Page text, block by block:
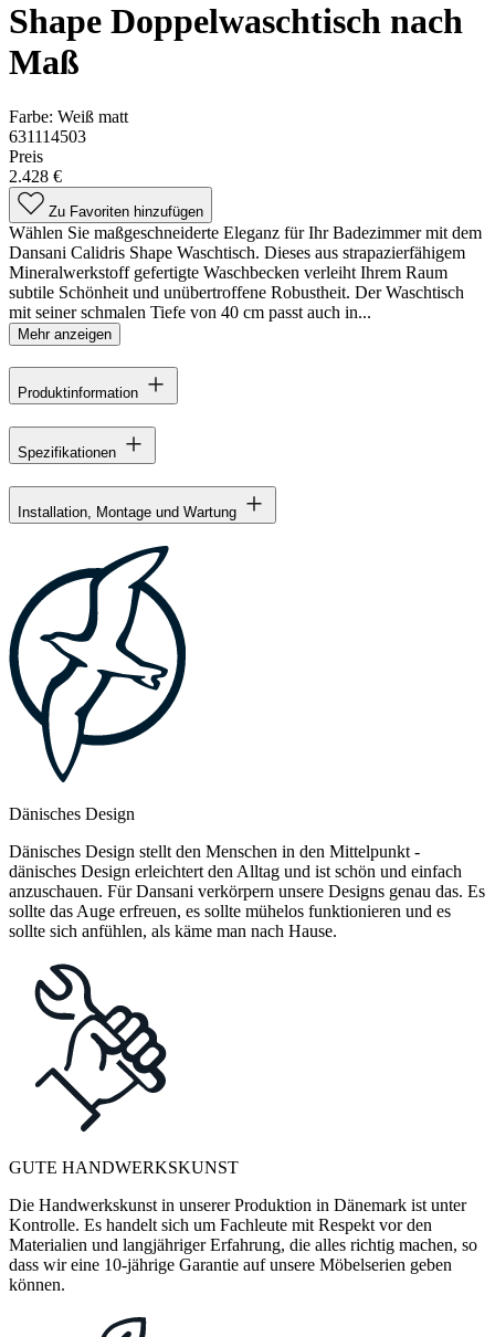
Shape Doppelwaschtisch nach
Maß
Farbe: Weiß matt
631114503
Preis
2.428 €
Zu Favoriten hinzufügen
Wählen Sie maßgeschneiderte Eleganz für Ihr Badezimmer mit dem
Dansani Calidris Shape Waschtisch. Dieses aus strapazierfähigem
Mineralwerkstoff gefertigte Waschbecken verleiht Ihrem Raum
subtile Schönheit und unübertroffene Robustheit. Der Waschtisch
mit seiner schmalen Tiefe von 40 cm passt auch in...
Mehr anzeigen
Produktinformation
Spezifikationen
Installation, Montage und Wartung
Dänisches Design
Dänisches Design stellt den Menschen in den Mittelpunkt -
dänisches Design erleichtert den Alltag und ist schön und einfach
anzuschauen. Für Dansani verkörpern unsere Designs genau das. Es
sollte das Auge erfreuen, es sollte mühelos funktionieren und es
sollte sich anfühlen, als käme man nach Hause.
GUTE HANDWERKSKUNST
Die Handwerkskunst in unserer Produktion in Dänemark ist unter
Kontrolle. Es handelt sich um Fachleute mit Respekt vor den
Materialien und langjähriger Erfahrung, die alles richtig machen, so
dass wir eine 10-jährige Garantie auf unsere Möbelserien geben
können.